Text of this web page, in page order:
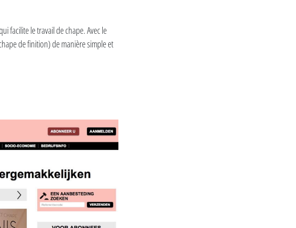
facilite le travail de chape. Avec le
de finition) de manière simple et